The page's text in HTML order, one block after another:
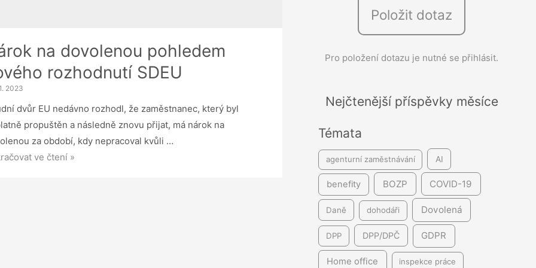
na dovolenou pohledem
rozhodnutí SDEU
2023
dvůr EU nedávno rozhodl, že zaměstnanec, který byl
propuštěn a následně znovu přijat, má nárok na
za období, kdy nepracoval kvůli …
ve čtení »
Položit dotaz
Pro položení dotazu je nutné se přihlásit.
Nejčtenější příspěvky měsíce
Témata
agenturní zaměstnávání AI
benefity BOZP COVID-19
Daně dohodáři Dovolená
DPP DPP/DPČ GDPR
Home office inspekce práce